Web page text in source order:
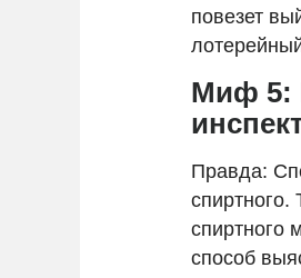
повезет
Миф 5:
Правда:
спиртного
способ